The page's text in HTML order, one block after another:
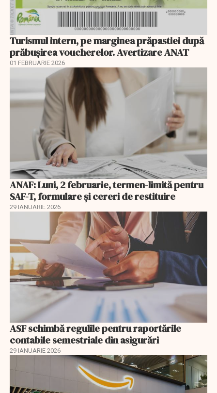
Turismul intern, pe marginea prăpastiei după
prăbușirea voucherelor. Avertizare ANAT
01 FEBRUARIE 2026
ANAF: Luni, 2 februarie, termen-limită pentru
SAF-T, formulare și cereri de restituire
29 IANUARIE 2026
ASF schimbă regulile pentru raportările
contabile semestriale din asigurări
29 IANUARIE 2026